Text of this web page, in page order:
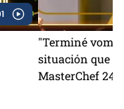
"Terminé
situación que
MasterChef 24/